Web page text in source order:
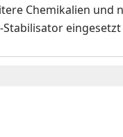
Chemikalien und